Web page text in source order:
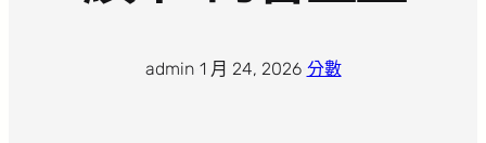
admin· 1 月 24, 2026· 分數